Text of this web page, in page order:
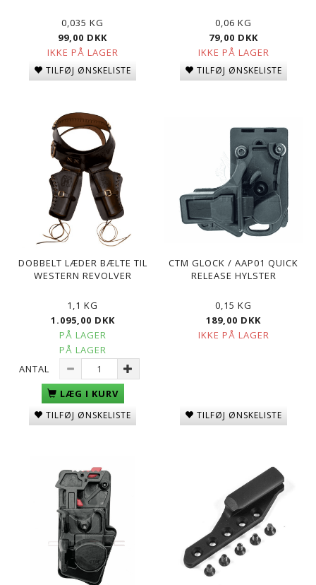
0,035 KG
99,00 DKK
IKKE PÅ LAGER
TILFØJ ØNSKELISTE
0,06 KG
79,00 DKK
IKKE PÅ LAGER
TILFØJ ØNSKELISTE
DOBBELT LÆDER BÆLTE TIL
WESTERN REVOLVER
1,1 KG
1.095,00 DKK
PÅ LAGER
PÅ LAGER
ANTAL
LÆG I KURV
TILFØJ ØNSKELISTE
CTM GLOCK / AAP01 QUICK
RELEASE HYLSTER
0,15 KG
189,00 DKK
IKKE PÅ LAGER
TILFØJ ØNSKELISTE